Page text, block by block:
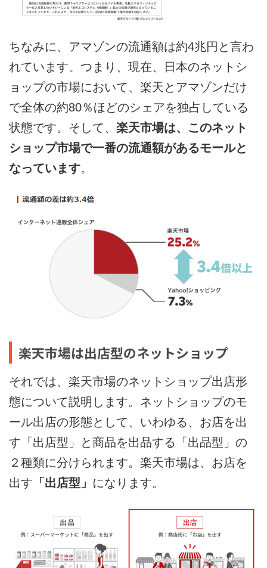
ちなみに、アマゾンの流通額は約4兆円と言わ
れています。つまり、現在、日本のネットシ
ョップの市場において、楽天とアマゾンだけ
で全体の約80％ほどのシェアを独占している
状態です。そして、 楽天市場は、このネット
ショップ市場で一番の流通額があるモールと
なっています。
楽天市場は出店型のネットショップ
それでは、楽天市場のネットショップ出店形
態について説明します。ネットショップのモ
ール出店の形態として、いわゆる、お店を出
す「出店型」と商品を出品する「出品型」の
２種類に分けられます。楽天市場は、お店を
出す 「出店型」 になります。